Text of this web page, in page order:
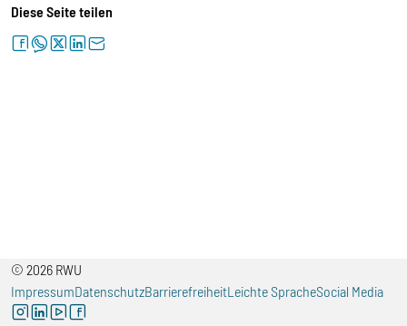
Diese Seite teilen
facebookwhatsapptwitterlinkedinletter
© 2026 RWU
ImpressumDatenschutzBarrierefreiheitLeichte SpracheSocial Media
instagramlinkedinyoutubefacebook